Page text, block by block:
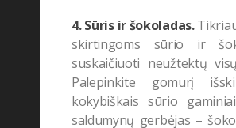
4. Sūris ir šokoladas.
skirtingoms sūrio ir
suskaičiuoti neužtektų
Palepinkite gomurį
kokybiškais sūrio
saldumynų gerbėjas –